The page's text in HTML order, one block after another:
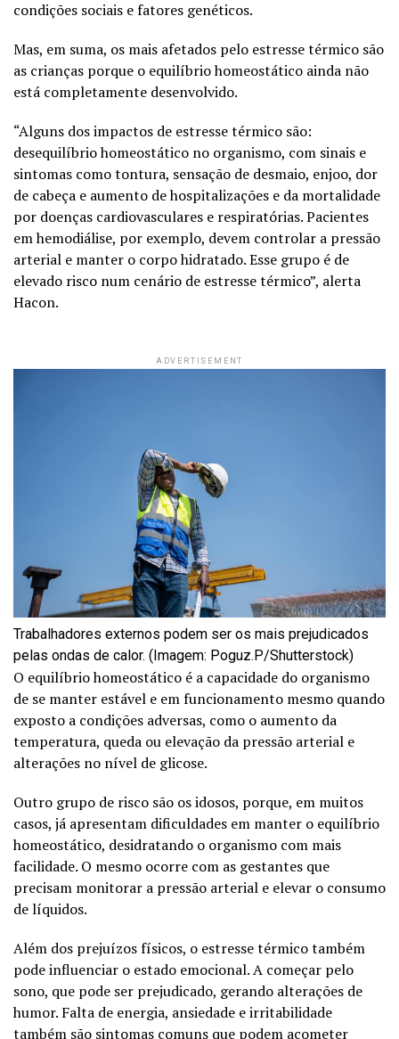
condições sociais e fatores genéticos.
Mas, em suma, os mais afetados pelo estresse térmico são
as crianças porque o equilíbrio homeostático ainda não
está completamente desenvolvido.
“Alguns dos impactos de estresse térmico são:
desequilíbrio homeostático no organismo, com sinais e
sintomas como tontura, sensação de desmaio, enjoo, dor
de cabeça e aumento de hospitalizações e da mortalidade
por doenças cardiovasculares e respiratórias. Pacientes
em hemodiálise, por exemplo, devem controlar a pressão
arterial e manter o corpo hidratado. Esse grupo é de
elevado risco num cenário de estresse térmico”, alerta
Hacon.
ADVERTISEMENT
Trabalhadores externos podem ser os mais prejudicados
pelas ondas de calor. (Imagem: Poguz.P/Shutterstock)
O equilíbrio homeostático é a capacidade do organismo
de se manter estável e em funcionamento mesmo quando
exposto a condições adversas, como o aumento da
temperatura, queda ou elevação da pressão arterial e
alterações no nível de glicose.
Outro grupo de risco são os idosos, porque, em muitos
casos, já apresentam dificuldades em manter o equilíbrio
homeostático, desidratando o organismo com mais
facilidade. O mesmo ocorre com as gestantes que
precisam monitorar a pressão arterial e elevar o consumo
de líquidos.
Além dos prejuízos físicos, o estresse térmico também
pode influenciar o estado emocional. A começar pelo
sono, que pode ser prejudicado, gerando alterações de
humor. Falta de energia, ansiedade e irritabilidade
também são sintomas comuns que podem acometer